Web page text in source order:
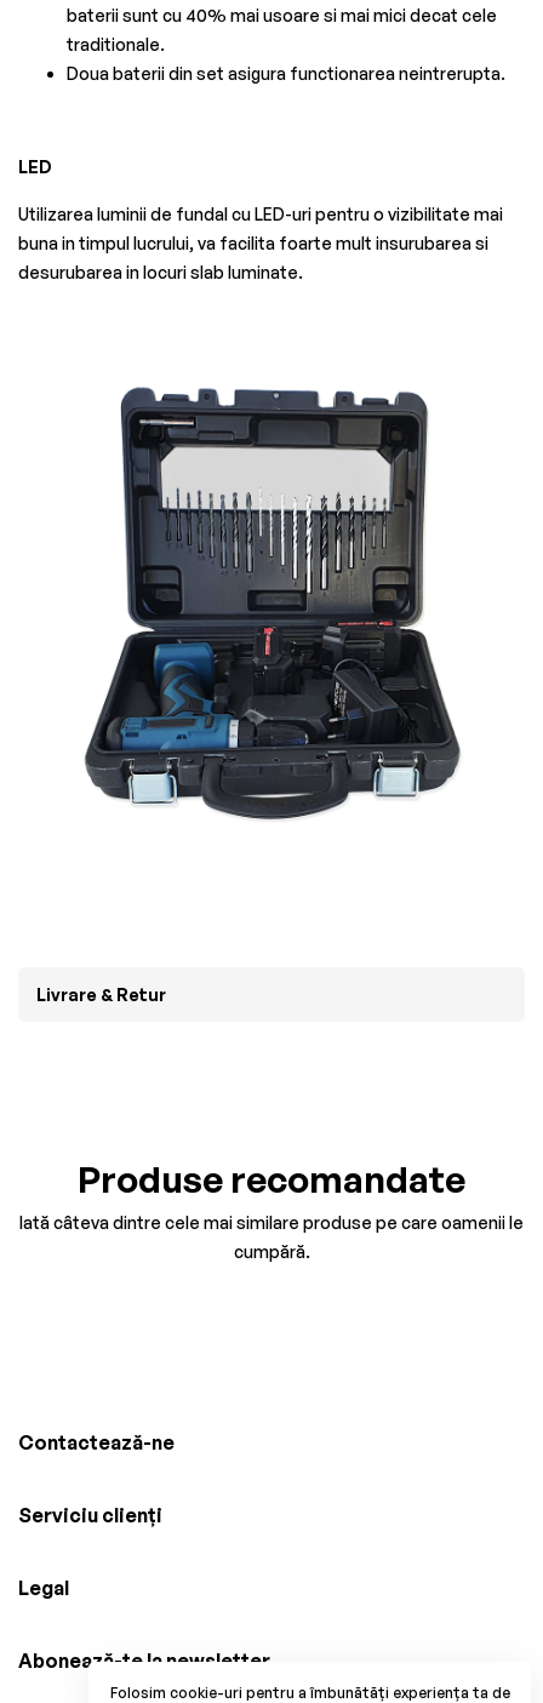
baterii sunt cu 40% mai usoare si mai mici decat cele
traditionale.
Doua baterii din set asigura functionarea neintrerupta.
LED
Utilizarea luminii de fundal cu LED-uri pentru o vizibilitate mai
buna in timpul lucrului, va facilita foarte mult insurubarea si
desurubarea in locuri slab luminate.
Livrare & Retur
Produse recomandate
Iată câteva dintre cele mai similare produse pe care oamenii le
cumpără.
Contactează-ne
Serviciu clienți
Legal
Abonează-te la newsletter
Folosim cookie-uri pentru a îmbunătăți experiența ta de